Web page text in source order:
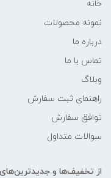
خانه
نمونه محصولات
درباره ما
تماس با ما
وبلاگ
راهنمای ثبت سفارش
توافق سفارش
سوالات متداول
از تخفیف‌ها و